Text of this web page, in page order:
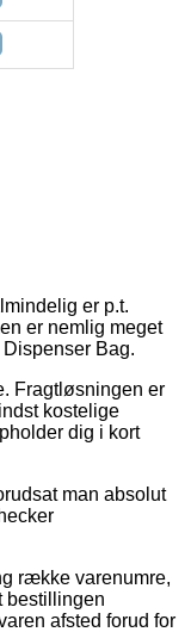
er p.t.
er nemlig meget
Bag.
Fragtløsningen er
kostelige
dig i kort
man absolut
række varenumre,
bestillingen
afsted forud for